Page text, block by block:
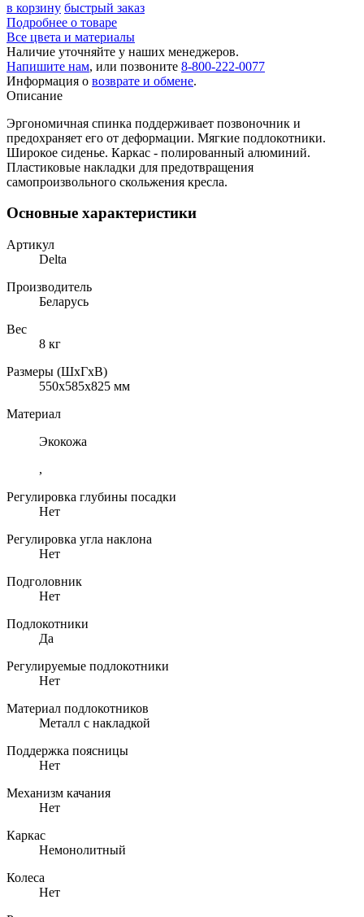
в корзину быстрый заказ
Подробнее о товаре
Все цвета и материалы
Наличие уточняйте у наших менеджеров.
Напишите нам, или позвоните 8-800-222-0077
Информация о возврате и обмене.
Описание
Эргономичная спинка поддерживает позвоночник и
предохраняет его от деформации. Мягкие подлокотники.
Широкое сиденье. Каркас - полированный алюминий.
Пластиковые накладки для предотвращения
самопроизвольного скольжения кресла.
Основные характеристики
Артикул
Delta
Производитель
Беларусь
Вес
8 кг
Размеры (ШхГхВ)
550x585x825 мм
Материал
Экокожа
,
Регулировка глубины посадки
Нет
Регулировка угла наклона
Нет
Подголовник
Нет
Подлокотники
Да
Регулируемые подлокотники
Нет
Материал подлокотников
Металл с накладкой
Поддержка поясницы
Нет
Механизм качания
Нет
Каркас
Немонолитный
Колеса
Нет